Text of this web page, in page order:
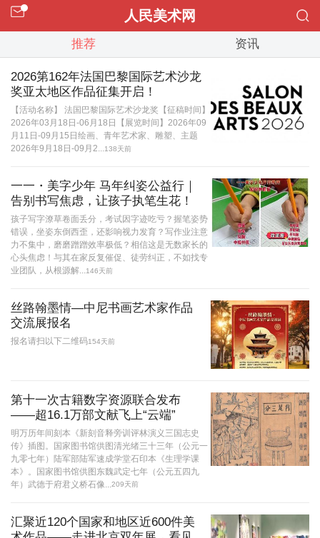
人民美术网
推荐 资讯
2026第162年法国巴黎国际艺术沙龙
奖亚太地区作品征集开启！
【活动名称】 法国巴黎国际艺术沙龙奖【征稿时间】
2026年03月18日-06月18日【展览时间】2026年09
月11日-09月15日绘画、青年艺术家、雕塑、主题
2026年9月18日-09月2...138天前
一一・美字少年 马年纠姿公益行｜
告别书写焦虑，让孩子执笔生花！
孩子写字潦草卷面丢分，考试因字迹吃亏？握笔姿势
错误，坐姿东倒西歪，还影响视力发育？写作业注意
力不集中，磨磨蹭蹭效率极低？相信这是无数家长的
心头焦虑！与其在家反复催促、徒劳纠正，不如找专
业团队，从根源解...146天前
丝路翰墨情—中尼书画艺术家作品
交流展报名
报名请扫以下二维码154天前
第十一次古籍数字资源联合发布
——超16.1万部文献飞上“云端”
明万历年间刻本《新刻音释旁训评林演义三国志史
传》插图。国家图书馆供图清光绪三十三年（公元一
九零七年）陆军部陆军速成学堂石印本《生理学课
本》。国家图书馆供图东魏武定七年（公元五四九
年）武德于府君义桥石像...
209天前
汇聚近120个国家和地区近600件美